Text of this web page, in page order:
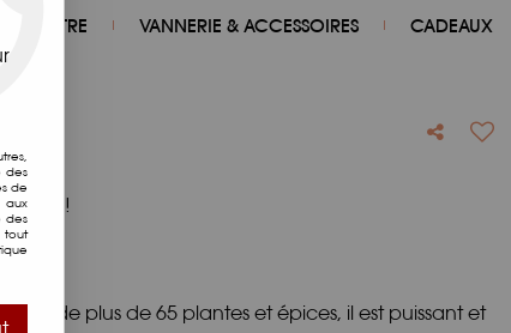
BIEN-ÊTRE VANNERIE & ACCESSOIRES CADEAUX
avis !
de plus de 65 plantes et épices, il est puissant et
des
de
aux
des
tout